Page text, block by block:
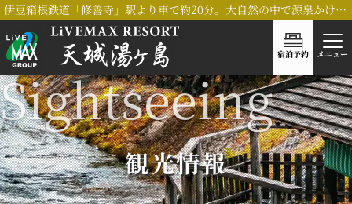
伊豆箱根鉄道「修善寺」駅より車で約20分。大自然の中で源泉かけ流し「木太刀の湯」を堪能いただける、リブマックスリゾート天城湯ヶ島
宿泊予約 メニュー
観光情報